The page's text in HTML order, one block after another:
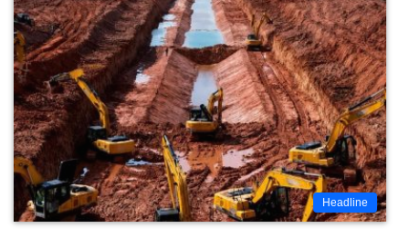
Headline